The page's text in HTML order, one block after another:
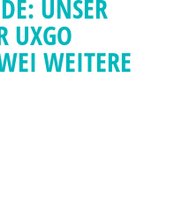
UNSER
UXGO
WEITERE